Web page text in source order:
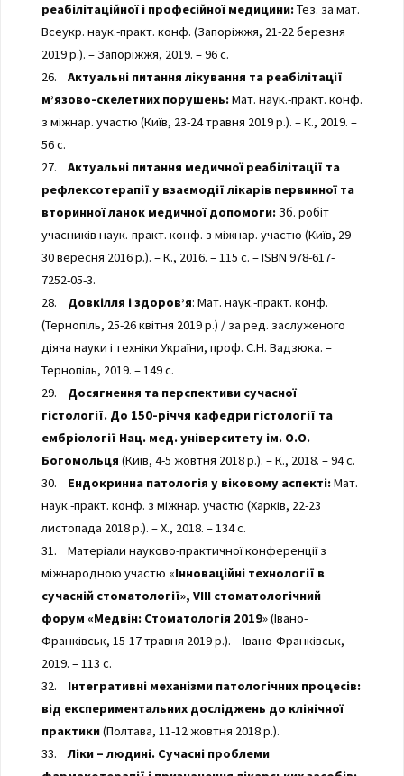
реабілітаційної і професійної медицини:Тез. за мат.
Всеукр. наук.-практ. конф. (Запоріжжя, 21-22 березня
2019 р.). – Запоріжжя, 2019. – 96 с.
26. Актуальні питання лікування та реабілітації
м’язово-скелетних порушень:Мат. наук.-практ. конф.
з міжнар. участю (Київ, 23-24 травня 2019 р.). – К., 2019. –
56 с.
27. Актуальні питання медичної реабілітації та
рефлексотерапії у взаємодії лікарів первинної та
вторинної ланок медичної допомоги:Зб. робіт
учасників наук.-практ. конф. з міжнар. участю (Київ, 29-
30 вересня 2016 р.). – К., 2016. – 115 с. – ISBN 978-617-
7252-05-3.
28. Довкілля і здоров’я: Мат. наук.-практ. конф.
(Тернопіль, 25-26 квітня 2019 р.) / за ред. заслуженого
діяча науки і техніки України, проф. С.Н. Вадзюка. –
Тернопіль, 2019. – 149 с.
29. Досягнення та перспективи сучасної
гістології. До 150-річчя кафедри гістології та
ембріології Нац. мед. університету ім. О.О.
Богомольця (Київ, 4-5 жовтня 2018 р.). – К., 2018. – 94 с.
30. Ендокринна патологія у віковому аспекті:Мат.
наук.-практ. конф. з міжнар. участю (Харків, 22-23
листопада 2018 р.). – Х., 2018. – 134 с.
31. Матеріали науково-практичної конференції з
міжнародною участю «Інноваційні технології в
сучасній стоматології», VIII стоматологічний
форум «Медвін: Стоматологія 2019» (Івано-
Франківськ, 15-17 травня 2019 р.). – Івано-Франківськ,
2019. – 113 с.
32.
Інтегративні механізми патологічних процесів:
від експериментальних досліджень до клінічної
практики(Полтава, 11-12 жовтня 2018 р.).
33.Ліки – людині. Сучасні проблеми